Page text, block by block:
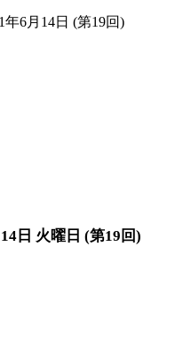
年6月14日 (第19回)
日 火曜日 (第19回)